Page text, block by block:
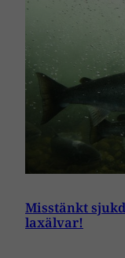
Misstänkt
laxälvar!